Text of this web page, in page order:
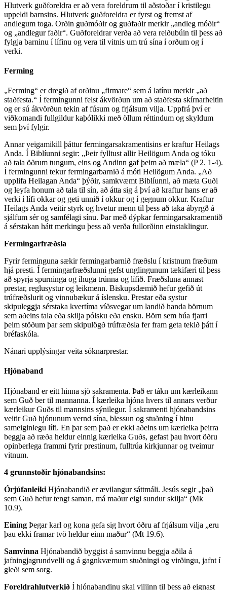
Hlutverk guðforeldra er að vera foreldrum til aðstoðar í kristilegu
uppeldi barnsins. Hlutverk guðforeldra er fyrst og fremst af
andlegum toga. Orðin guðmóðir og guðfaðir merkir „andleg móðir“
og „andlegur faðir“. Guðforeldrar verða að vera reiðubúin til þess að
fylgja barninu í lífinu og vera til vitnis um trú sína í orðum og í
verki.
Ferming
„Ferming“ er dregið af orðinu „firmare“ sem á latínu merkir „að
staðfesta.“ Í fermingunni felst ákvörðun um að staðfesta skírnarheitin
og er sú ákvörðun tekin af fúsum og frjálsum vilja. Uppfrá því er
viðkomandi fullgildur kaþólikki með öllum réttindum og skyldum
sem því fylgir.
Annar veigamikill þáttur fermingarsakramentisins er kraftur Heilags
Anda. Í Biblíunni segir: „Þeir fylltust allir Heilögum Anda og tóku
að tala öðrum tungum, eins og Andinn gaf þeim að mæla“ (P 2. 1-4).
Í fermingunni tekur fermingarbarnið á móti Heilögum Anda. „Að
upplifa Heilagan Anda“ þýðir, samkvæmt Biblíunni, að mæta Guði
og leyfa honum að tala til sín, að átta sig á því að kraftur hans er að
verki í lífi okkar og geti unnið í okkur og í gegnum okkur. Kraftur
Heilags Anda veitir styrk og hvetur menn til þess að taka ábyrgð á
sjálfum sér og samfélagi sínu. Þar með dýpkar fermingarsakramentið
á sérstakan hátt merkingu þess að verða fullorðinn einstaklingur.
Fermingarfræðsla
Fyrir ferminguna sækir fermingarbarnið fræðslu í kristnum fræðum
hjá presti. Í fermingarfræðslunni gefst unglingunum tækifæri til þess
að spyrja spurninga og íhuga trúnna og lífið. Fræðsluna annast
prestar, reglusystur og leikmenn. Biskupsdæmið hefur gefið út
trúfræðslurit og vinnubækur á íslensku. Prestar eða systur
skipuleggja sérstaka kvertíma víðsvegar um landið handa börnum
sem aðeins tala eða skilja pólsku eða ensku. Börn sem búa fjarri
þeim stöðum þar sem skipulögð trúfræðsla fer fram geta tekið þátt í
bréfaskóla.
Nánari upplýsingar veita sóknarprestar.
Hjónaband
Hjónaband er eitt hinna sjö sakramenta. Það er tákn um kærleikann
sem Guð ber til mannanna. Í kærleika hjóna hvers til annars verður
kærleikur Guðs til mannsins sýnilegur. Í sakramenti hjónabandsins
veitir Guð hjónunum vernd sína, blessun og stuðning í hinu
sameiginlegu lífi. En þar sem það er ekki aðeins um kærleika þeirra
beggja að ræða heldur einnig kærleika Guðs, gefast þau hvort öðru
opinberlega frammi fyrir prestinum, fulltrúa kirkjunnar og tveimur
vitnum.
4 grunnstoðir hjónabandsins:
Órjúfanleiki Hjónabandið er ævilangur sáttmáli. Jesús segir „það
sem Guð hefur tengt saman, má maður eigi sundur skilja“ (Mk
10.9).
Eining Þegar karl og kona gefa sig hvort öðru af frjálsum vilja „eru
þau ekki framar tvö heldur einn maður“ (Mt 19.6).
Samvinna Hjónabandið byggist á samvinnu beggja aðila á
jafningjagrundvelli og á gagnkvæmum stuðningi og virðingu, jafnt í
gleði sem sorg.
Foreldrahlutverkið Í hjónabandinu skal viljinn til þess að eignast